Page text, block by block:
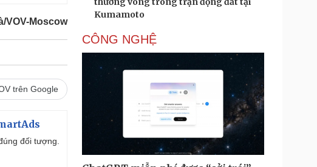
VOV-Moscow
trên Google
đối tượng.
Kumamoto
CÔNG NGHỆ